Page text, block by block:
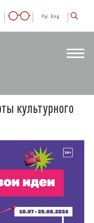
Рус Eng
культурного